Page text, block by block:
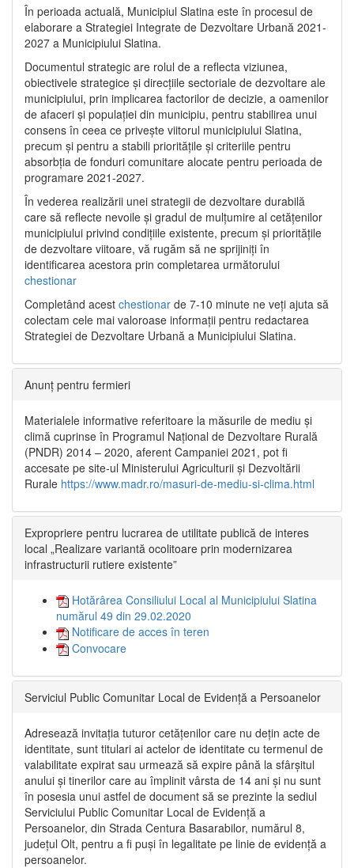
În perioada actuală, Municipiul Slatina este în procesul de
elaborare a Strategiei Integrate de Dezvoltare Urbană 2021‐
2027 a Municipiului Slatina.
Documentul strategic are rolul de a reflecta viziunea,
obiectivele strategice și direcțiile sectoriale de dezvoltare ale
municipiului, prin implicarea factorilor de decizie, a oamenilor
de afaceri și populației din municipiu, pentru stabilirea unui
consens în ceea ce privește viitorul municipiului Slatina,
precum și pentru a stabili prioritățile și criteriile pentru
absorbția de fonduri comunitare alocate pentru perioada de
programare 2021-2027.
În vederea realizării unei strategii de dezvoltare durabilă
care să reflecte nevoile și gradul de mulțumire al cetățenilor
municipiului privind condițiile existente, precum și prioritățile
de dezvoltare viitoare, vă rugăm să ne sprijiniți în
identificarea acestora prin completarea următorului
chestionar
Completând acest chestionar de 7-10 minute ne veți ajuta să
colectam cele mai valoroase informații pentru redactarea
Strategiei de Dezvoltare Urbană a Municipiului Slatina.
Anunț pentru fermieri
Materialele informative referitoare la măsurile de mediu și
climă cuprinse în Programul Național de Dezvoltare Rurală
(PNDR) 2014 – 2020, aferent Campaniei 2021, pot fi
accesate pe site-ul Ministerului Agriculturii și Dezvoltării
Rurale https://www.madr.ro/masuri-de-mediu-si-clima.html
Expropriere pentru lucrarea de utilitate publică de interes
local „Realizare variantă ocolitoare prin modernizarea
infrastructurii rutiere existente”
Hotărârea Consiliului Local al Municipiului Slatina
numărul 49 din 29.02.2020
Notificare de acces în teren
Convocare
Serviciul Public Comunitar Local de Evidență a Persoanelor
Adresează invitația tuturor cetățenilor care nu dețin acte de
identitate, sunt titulari ai actelor de identitate cu termenul de
valabilitate expirat sau urmează să expire până la sfârșitul
anului și tinerilor care au împlinit vârsta de 14 ani și nu sunt
în posesia unui astfel de document să se prezinte la sediul
Serviciului Public Comunitar Local de Evidență a
Persoanelor, din Strada Centura Basarabilor, numărul 8,
județul Olt, pentru a fi puși în legalitate pe linie de evidență a
persoanelor.